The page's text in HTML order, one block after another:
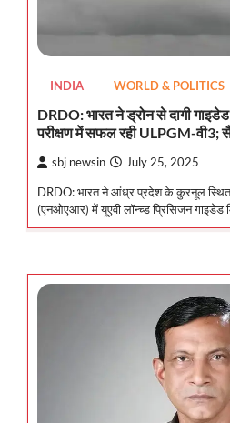
INDIA WORLD & POLITICS
DRDO: भारत ने ड्रोन से दागी
परीक्षण में सफल रही ULPGM-वी3;
sbj newsin July 25, 2025
DRDO: भारत ने आंध्र प्रदेश के कुरनूल स्थित
(एनओएआर) में यूएवी लॉन्च्ड प्रिसिजन गाइडेड